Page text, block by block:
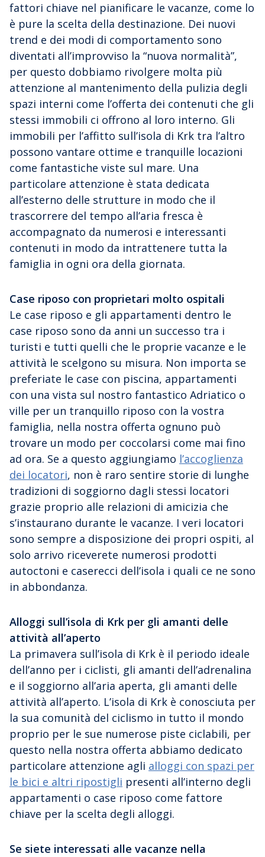
fattori chiave nel pianificare le vacanze, come lo
è pure la scelta della destinazione. Dei nuovi
trend e dei modi di comportamento sono
diventati all’improvviso la “nuova normalità”,
per questo dobbiamo rivolgere molta più
attenzione al mantenimento della pulizia degli
spazi interni come l’offerta dei contenuti che gli
stessi immobili ci offrono al loro interno. Gli
immobili per l’affitto sull’isola di Krk tra l’altro
possono vantare ottime e tranquille locazioni
come fantastiche viste sul mare. Una
particolare attenzione è stata dedicata
all’esterno delle strutture in modo che il
trascorrere del tempo all’aria fresca è
accompagnato da numerosi e interessanti
contenuti in modo da intrattenere tutta la
famiglia in ogni ora della giornata.
Case riposo con proprietari molto ospitali
Le case riposo e gli appartamenti dentro le
case riposo sono da anni un successo tra i
turisti e tutti quelli che le proprie vacanze e le
attività le scelgono su misura. Non importa se
preferiate le case con piscina, appartamenti
con una vista sul nostro fantastico Adriatico o
ville per un tranquillo riposo con la vostra
famiglia, nella nostra offerta ognuno può
trovare un modo per coccolarsi come mai fino
ad ora. Se a questo aggiungiamo l’accoglienza
dei locatori, non è raro sentire storie di lunghe
tradizioni di soggiorno dagli stessi locatori
grazie proprio alle relazioni di amicizia che
s’instaurano durante le vacanze. I veri locatori
sono sempre a disposizione dei propri ospiti, al
solo arrivo riceverete numerosi prodotti
autoctoni e caserecci dell’isola i quali ce ne sono
in abbondanza.
Alloggi sull’isola di Krk per gli amanti delle
attività all’aperto
La primavera sull’isola di Krk è il periodo ideale
dell’anno per i ciclisti, gli amanti dell’adrenalina
e il soggiorno all’aria aperta, gli amanti delle
attività all’aperto. L’isola di Krk è conosciuta per
la sua comunità del ciclismo in tutto il mondo
proprio per le sue numerose piste ciclabili, per
questo nella nostra offerta abbiamo dedicato
particolare attenzione agli alloggi con spazi per
le bici e altri ripostigli presenti all’interno degli
appartamenti o case riposo come fattore
chiave per la scelta degli alloggi.
Se siete interessati alle vacanze nella